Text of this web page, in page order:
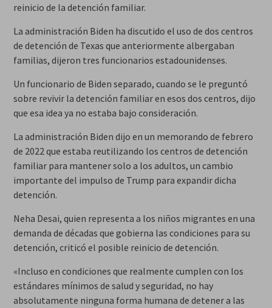
reinicio de la detención familiar.
La administración Biden ha discutido el uso de dos centros
de detención de Texas que anteriormente albergaban
familias, dijeron tres funcionarios estadounidenses.
Un funcionario de Biden separado, cuando se le preguntó
sobre revivir la detención familiar en esos dos centros, dijo
que esa idea ya no estaba bajo consideración.
La administración Biden dijo en un memorando de febrero
de 2022 que estaba reutilizando los centros de detención
familiar para mantener solo a los adultos, un cambio
importante del impulso de Trump para expandir dicha
detención.
Neha Desai, quien representa a los niños migrantes en una
demanda de décadas que gobierna las condiciones para su
detención, criticó el posible reinicio de detención.
«Incluso en condiciones que realmente cumplen con los
estándares mínimos de salud y seguridad, no hay
absolutamente ninguna forma humana de detener a las